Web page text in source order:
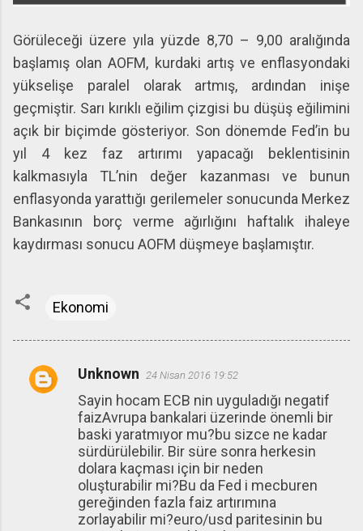
Görüleceği üzere yıla yüzde 8,70 – 9,00 aralığında
başlamış olan AOFM, kurdaki artış ve enflasyondaki
yükselişe paralel olarak artmış, ardından inişe
geçmiştir. Sarı kırıklı eğilim çizgisi bu düşüş eğilimini
açık bir biçimde gösteriyor. Son dönemde Fed’in bu
yıl 4 kez faz artırımı yapacağı beklentisinin
kalkmasıyla TL’nin değer kazanması ve bunun
enflasyonda yarattığı gerilemeler sonucunda Merkez
Bankasının borç verme ağırlığını haftalık ihaleye
kaydırması sonucu AOFM düşmeye başlamıştır.
Ekonomi
Y
Unknown 24 Nisan 2016 19:52
Sayin hocam ECB nin uyguladığı negatif
faizAvrupa bankalari üzerinde önemli bir
baski yaratmıyor mu?bu sizce ne kadar
sürdürülebilir. Bir süre sonra herkesin
dolara kaçması için bir neden
oluşturabilir mi?Bu da Fed i mecburen
gereğinden fazla faiz artırımına
zorlayabilir mi?euro/usd paritesinin bu